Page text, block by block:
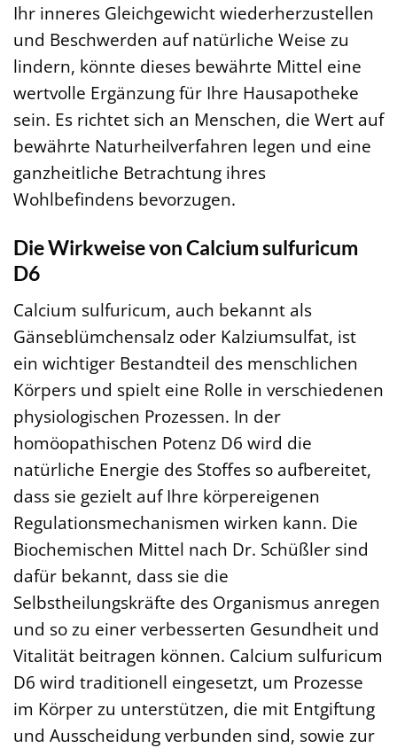
Ihr inneres Gleichgewicht wiederherzustellen
und Beschwerden auf natürliche Weise zu
lindern, könnte dieses bewährte Mittel eine
wertvolle Ergänzung für Ihre Hausapotheke
sein. Es richtet sich an Menschen, die Wert auf
bewährte Naturheilverfahren legen und eine
ganzheitliche Betrachtung ihres
Wohlbefindens bevorzugen.
Die Wirkweise von Calcium sulfuricum
D6
Calcium sulfuricum, auch bekannt als
Gänseblümchensalz oder Kalziumsulfat, ist
ein wichtiger Bestandteil des menschlichen
Körpers und spielt eine Rolle in verschiedenen
physiologischen Prozessen. In der
homöopathischen Potenz D6 wird die
natürliche Energie des Stoffes so aufbereitet,
dass sie gezielt auf Ihre körpereigenen
Regulationsmechanismen wirken kann. Die
Biochemischen Mittel nach Dr. Schüßler sind
dafür bekannt, dass sie die
Selbstheilungskräfte des Organismus anregen
und so zu einer verbesserten Gesundheit und
Vitalität beitragen können. Calcium sulfuricum
D6 wird traditionell eingesetzt, um Prozesse
im Körper zu unterstützen, die mit Entgiftung
und Ausscheidung verbunden sind, sowie zur